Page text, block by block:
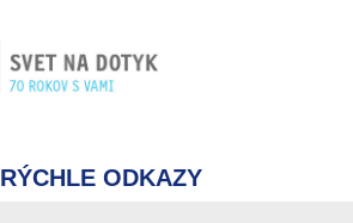
RÝCHLE ODKAZY